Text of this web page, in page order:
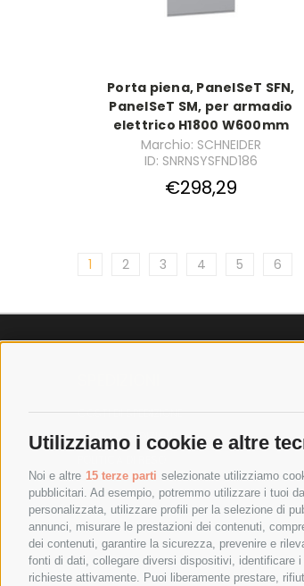
Utilizziamo i cookie e altre
Noi e altre 15 terze parti selezionate utilizziamo
pubblicitari. Ad esempio, potremmo utilizzare i tuoi
personalizzata, utilizzare profili per la selezione di
annunci, misurare le prestazioni dei contenuti,
dei contenuti, garantire la sicurezza, prevenire e
fonti di dati, collegare diversi dispositivi, identificare
richieste attivamente. Puoi liberamente prestare,
Porta piena, PanelSeT SFN,
PanelSeT SM, per armadio
elettrico H1800 W600mm
Marchio: SCHNEIDER
ID: SNRNSYSFND186
€298,29
1 2 3 4 5 6
COSTI DI SPEDIZIONE
TEMPI DI SPEDIZIONE